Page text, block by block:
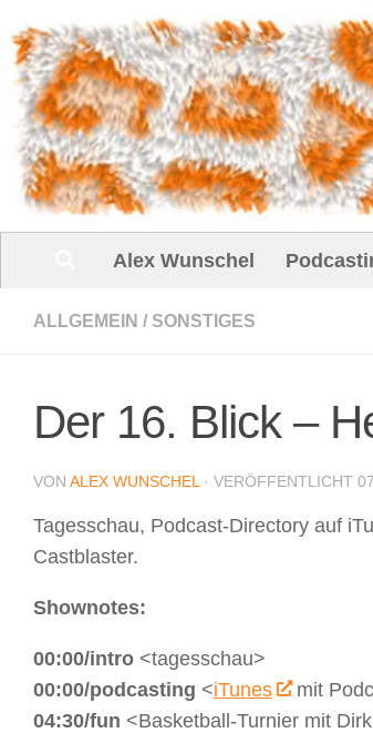
Unter dem Inhalt
Alex Wunschel
ALLGEMEIN / SONSTIGES
Der 16. Blick –
VON ALEX WUNSCHEL · VERÖFFENTLICHT
Tagesschau, Podcast-Directory auf
Castblaster.
Shownotes:
00:00/intro <tagesschau>
00:00/podcasting <iTunes
mit
04:30/fun <Basketball-Turnier mit